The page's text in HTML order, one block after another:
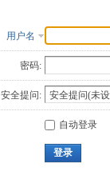
用户名
密码:
安全提问:
自动登录
登录